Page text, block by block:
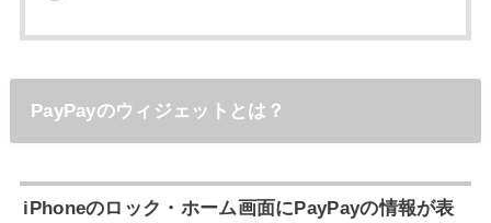
PayPayのウィジェットとは？
iPhoneのロック・ホーム画面にPayPayの情報が表